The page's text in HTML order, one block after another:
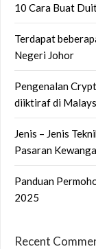
10 Cara Buat
Terdapat
Negeri Johor
Pengenalan
diiktiraf di
Jenis – Jenis
Pasaran
Panduan
2025
Recent